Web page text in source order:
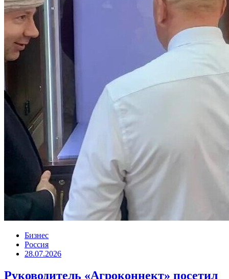
Бизнес
Россия
28.07.2026
Руководитель «Агроконнект» посетил